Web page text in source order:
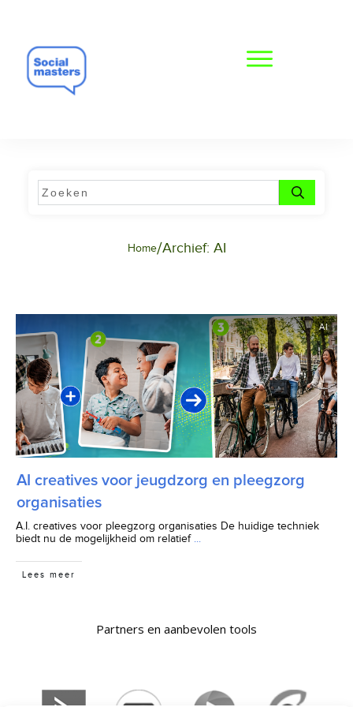
Home/Archief: AI
AI
AI creatives voor jeugdzorg en pleegzorg
organisaties
A.I. creatives voor pleegzorg organisaties De huidige techniek
biedt nu de mogelijkheid om relatief
Lees meer
Partners en aanbevolen tools